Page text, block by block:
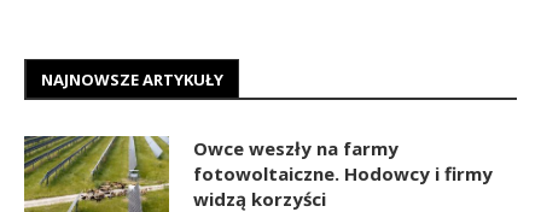
NAJNOWSZE ARTYKUŁY
Owce weszły na farmy
fotowoltaiczne. Hodowcy i firmy
widzą korzyści